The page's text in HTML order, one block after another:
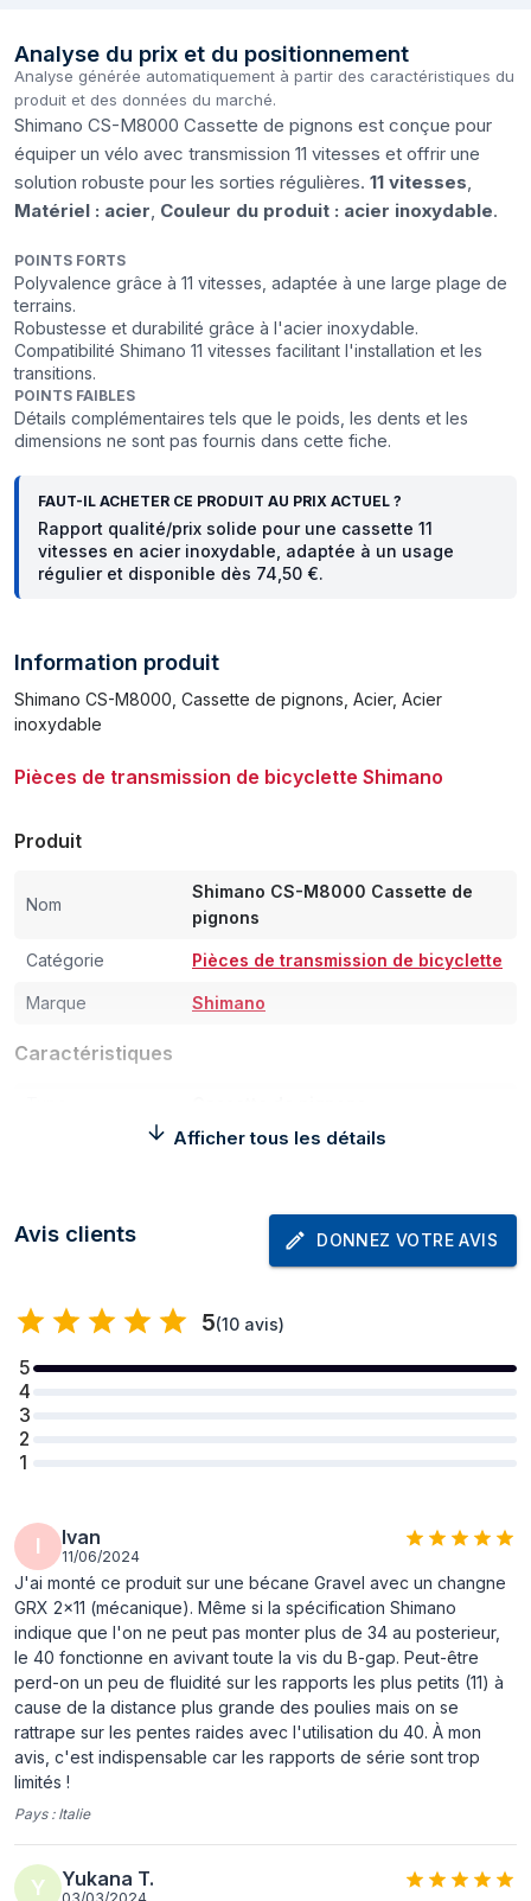
Analyse du prix et du positionnement
Analyse générée automatiquement à partir des caractéristiques du
produit et des données du marché.
Shimano CS-M8000 Cassette de pignons est conçue pour
équiper un vélo avec transmission 11 vitesses et offrir une
solution robuste pour les sorties régulières. 11 vitesses,
Matériel : acier, Couleur du produit : acier inoxydable.
POINTS FORTS
Polyvalence grâce à 11 vitesses, adaptée à une large plage de
terrains.
Robustesse et durabilité grâce à l'acier inoxydable.
Compatibilité Shimano 11 vitesses facilitant l'installation et les
transitions.
POINTS FAIBLES
Détails complémentaires tels que le poids, les dents et les
dimensions ne sont pas fournis dans cette fiche.
FAUT-IL ACHETER CE PRODUIT AU PRIX ACTUEL ?
Rapport qualité/prix solide pour une cassette 11
vitesses en acier inoxydable, adaptée à un usage
régulier et disponible dès 74,50 €.
Information produit
Shimano CS-M8000, Cassette de pignons, Acier, Acier
inoxydable
Pièces de transmission de bicyclette Shimano
Produit
Nom
Shimano CS-M8000 Cassette de
pignons
Catégorie Pièces de transmission de bicyclette
Marque Shimano
Caractéristiques
Acier
Nombre de
Afficher tous les détails
Avis clients DONNEZ VOTRE AVIS
5(10 avis)
5
4
3
2
1
I Ivan
11/06/2024
J'ai monté ce produit sur une bécane Gravel avec un changne
GRX 2x11 (mécanique). Même si la spécification Shimano
indique que l'on ne peut pas monter plus de 34 au posterieur,
le 40 fonctionne en avivant toute la vis du B-gap. Peut-être
perd-on un peu de fluidité sur les rapports les plus petits (11) à
cause de la distance plus grande des poulies mais on se
rattrape sur les pentes raides avec l'utilisation du 40. À mon
avis, c'est indispensable car les rapports de série sont trop
limités !
Pays : Italie
Y Yukana T.